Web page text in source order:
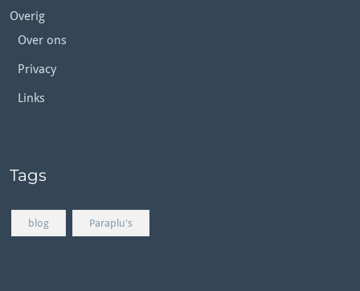
Overig
Over ons
Privacy
Links
Tags
blog Paraplu's